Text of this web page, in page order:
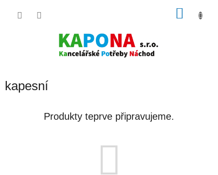
kapesní
Produkty teprve připravujeme.